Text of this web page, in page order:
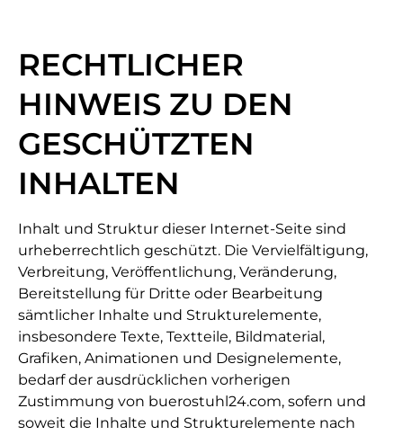
RECHTLICHER
HINWEIS ZU DEN
GESCHÜTZTEN
INHALTEN
Inhalt und Struktur dieser Internet-Seite sind
urheberrechtlich geschützt. Die Vervielfältigung,
Verbreitung, Veröffentlichung, Veränderung,
Bereitstellung für Dritte oder Bearbeitung
sämtlicher Inhalte und Strukturelemente,
insbesondere Texte, Textteile, Bildmaterial,
Grafiken, Animationen und Designelemente,
bedarf der ausdrücklichen vorherigen
Zustimmung von buerostuhl24.com, sofern und
soweit die Inhalte und Strukturelemente nach